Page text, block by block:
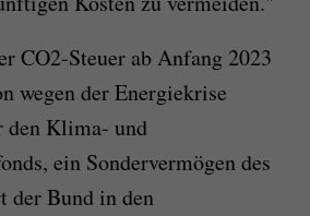
CO2-Steuer ab Anfang 2023
wegen der Energiekrise
den Klima- und
ein Sondervermögen des
der Bund in den